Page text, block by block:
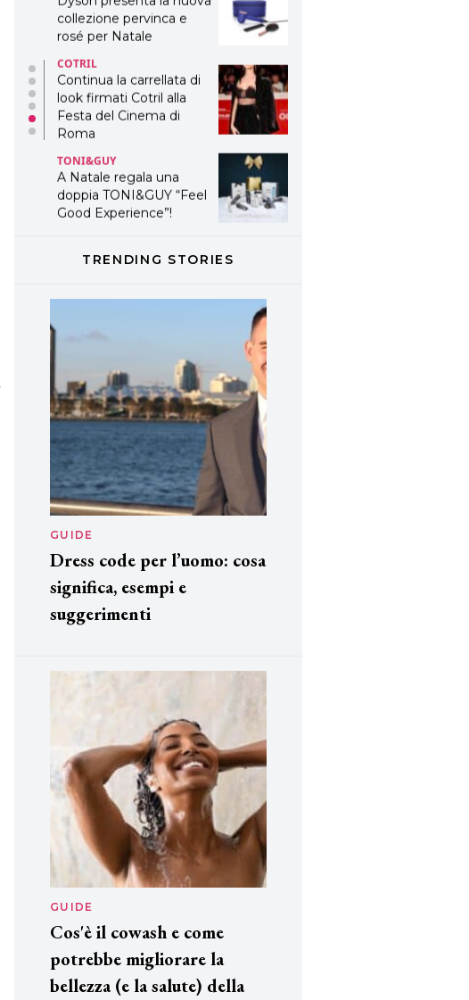
collezione pervinca e
rosé per Natale
COTRIL
Continua la carrellata di
look firmati Cotril alla
Festa del Cinema di
Roma
TONI&GUY
A Natale regala una
doppia TONI&GUY “Feel
Good Experience”!
LABEL.M lancia la sua
DAVINES
cofanetti beauty preziosi
per un regalo adatto ad
ogni capello
TRENDING STORIES
GUIDE
Dress code per l’uomo: cosa
significa, esempi e
suggerimenti
GUIDE
Cos'è il cowash e come
potrebbe migliorare la
bellezza (e la salute) della